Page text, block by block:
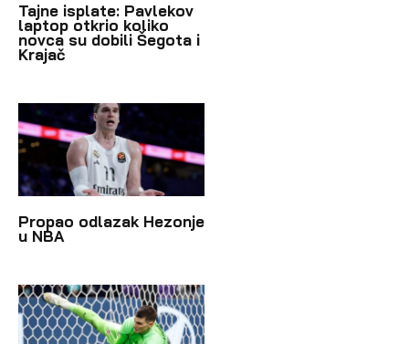
Tajne isplate: Pavlekov
laptop otkrio koliko
novca su dobili Šegota i
Krajač
Propao odlazak Hezonje
u NBA